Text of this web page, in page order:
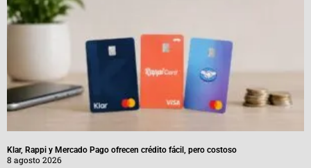
Klar, Rappi y Mercado Pago ofrecen crédito fácil, pero costoso
8 agosto 2026